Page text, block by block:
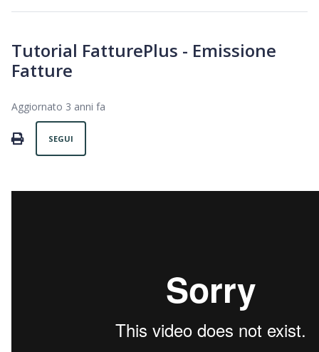
Tutorial FatturePlus - Emissione
Fatture
Aggiornato 3 anni fa
PRINT
SEGUI